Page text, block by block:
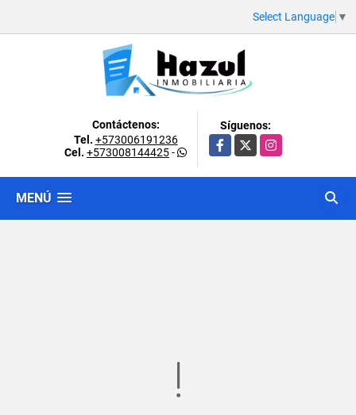
Select Language ▼
Contáctenos:
Tel. +573006191236
Cel. +573008144425-
Síguenos:
Facebook
X Instagram
MENÚ